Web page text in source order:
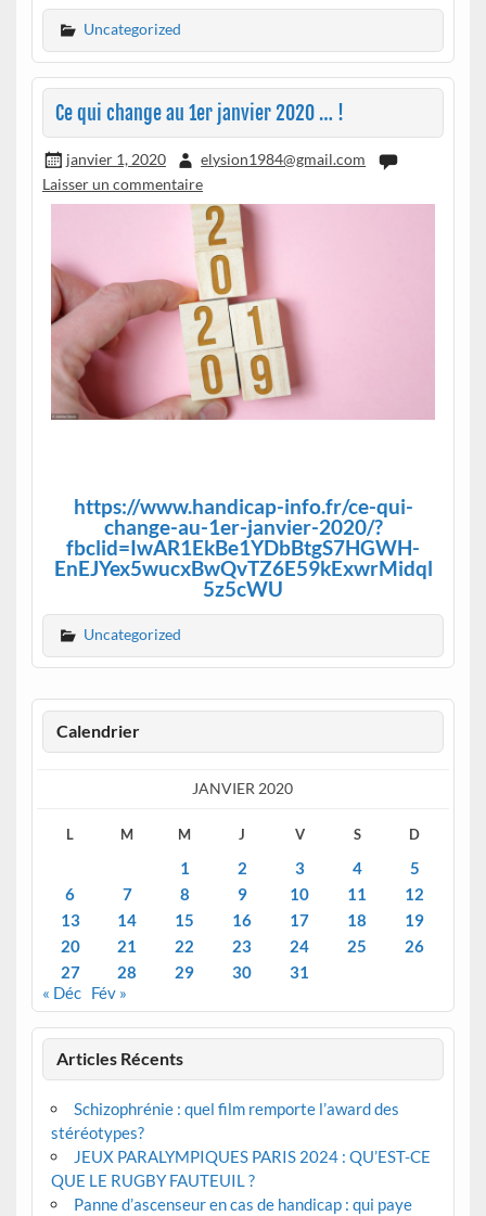
Uncategorized
Ce qui change au 1er janvier 2020 … !
janvier 1, 2020
elysion1984@gmail.com
Laisser un commentaire
https://www.handicap-info.fr/ce-qui-
change-au-1er-janvier-2020/?
fbclid=IwAR1EkBe1YDbBtgS7HGWH-
EnEJYex5wucxBwQvTZ6E59kExwrMidql
5z5cWU
Uncategorized
Calendrier
JANVIER 2020
L M M J V S D
1 2 3 4
5
6
7 8 9 10 11
12
13
14 15 16 17 18
19
20
21 22 23 24 25
26
27
28 29 30
31
« Déc Fév »
Articles Récents
Schizophrénie : quel film remporte l’award des
stéréotypes?
JEUX PARALYMPIQUES PARIS 2024 : QU’EST-CE
QUE LE RUGBY FAUTEUIL ?
Panne d’ascenseur en cas de handicap : qui paye